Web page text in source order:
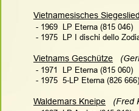
Vietnamesisches Siegeslied
- 1969  LP Eterna (815 046)
- 1975  LP I dischi dello
Vietnams Geschütze (
- 1971  LP Eterna (815 060)
- 1975  5-LP Eterna (826
Waldemars Kneipe